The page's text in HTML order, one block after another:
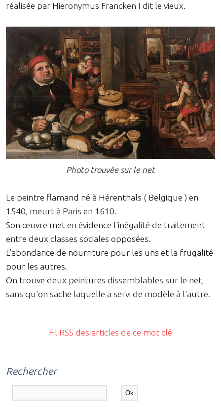
réalisée par Hieronymus Francken I dit le vieux.
Photo trouvée sur le net
Le peintre flamand né à Hérenthals ( Belgique ) en
1540, meurt à Paris en 1610.
Son œuvre met en évidence l'inégalité de traitement
entre deux classes sociales opposées.
L'abondance de nourriture pour les uns et la frugalité
pour les autres.
On trouve deux peintures dissemblables sur le net,
sans qu'on sache laquelle a servi de modèle à l'autre.
Fil RSS des articles de ce mot clé
Rechercher